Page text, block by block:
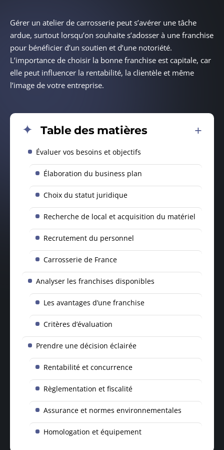
Gérer un atelier de carrosserie peut s’avérer une tâche
ardue, surtout lorsqu’on souhaite s’adosser à une franchise
pour bénéficier d’un soutien et d’une notoriété.
L’importance de choisir la bonne franchise est capitale, car
elle peut influencer la rentabilité, la clientèle et même
l’image de votre entreprise.
Table des matières
Évaluer vos besoins et objectifs
Élaboration du business plan
Choix du statut juridique
Recherche de local et acquisition du matériel
Recrutement du personnel
Carrosserie de France
Analyser les franchises disponibles
Les avantages d’une franchise
Critères d’évaluation
Prendre une décision éclairée
Rentabilité et concurrence
Règlementation et fiscalité
Assurance et normes environnementales
Homologation et équipement